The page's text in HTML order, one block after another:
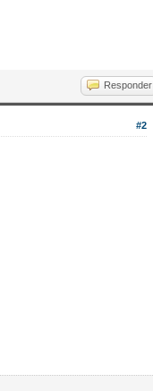
Responder
#2